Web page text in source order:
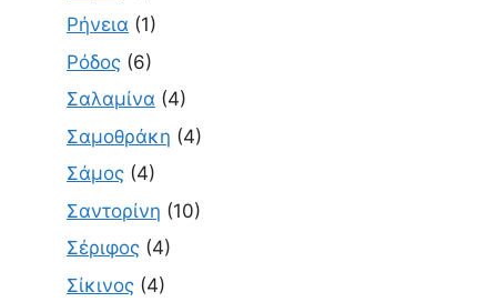
Ρήνεια (1)
Ρόδος (6)
Σαλαμίνα (4)
Σαμοθράκη (4)
Σάμος (4)
Σαντορίνη (10)
Σέριφος (4)
Σίκινος (4)